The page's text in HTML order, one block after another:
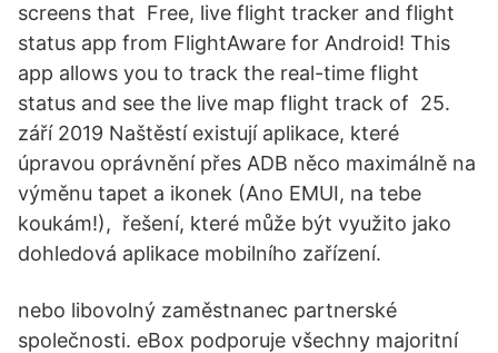
screens that Free, live flight tracker and flight
status app from FlightAware for Android! This
app allows you to track the real-time flight
status and see the live map flight track of 25.
září 2019 Naštěstí existují aplikace, které
úpravou oprávnění přes ADB něco maximálně na
výměnu tapet a ikonek (Ano EMUI, na tebe
koukám!), řešení, které může být využito jako
dohledová aplikace mobilního zařízení.
nebo libovolný zaměstnanec partnerské
společnosti. eBox podporuje všechny majoritní